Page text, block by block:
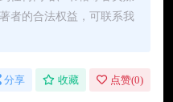
者的合法权益，可联系我
分享 收藏 点赞(0)